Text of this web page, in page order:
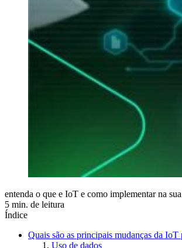
entenda o que e IoT e como implementar na
5 min. de leitura
Índice
Quais são as principais mudanças da IoT
Uso de dados